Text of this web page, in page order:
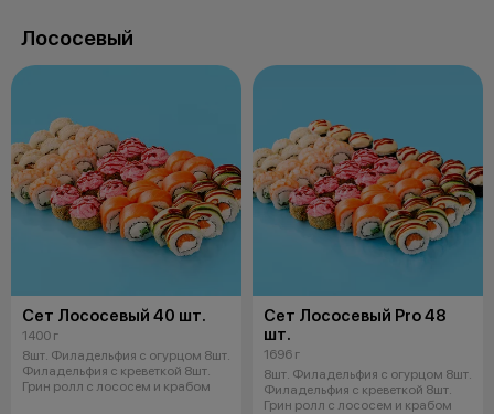
Лососевый
Сет Лососевый 40 шт.
1400 г
8шт. Филадельфия с огурцом 8шт.
Филадельфия с креветкой 8шт.
Грин ролл с лососем и крабом
Сет Лососевый Pro 48
шт.
1696 г
8шт. Филадельфия с огурцом 8шт.
Филадельфия с креветкой 8шт.
Грин ролл с лососем и крабом